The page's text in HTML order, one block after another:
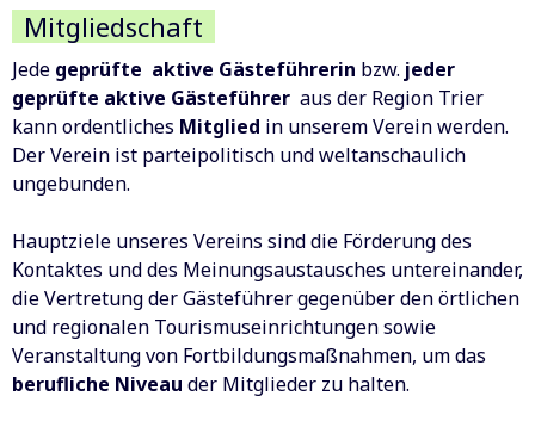
Mitgliedschaft
Jede geprüfte aktive Gästeführerin bzw. jeder
geprüfte aktive Gästeführer aus der Region Trier
kann ordentliches Mitglied in unserem Verein werden.
Der Verein ist parteipolitisch und weltanschaulich
ungebunden.
Hauptziele unseres Vereins sind die Förderung des
Kontaktes und des Meinungsaustausches untereinander,
die Vertretung der Gästeführer gegenüber den örtlichen
und regionalen Tourismuseinrichtungen sowie
Veranstaltung von Fortbildungsmaßnahmen, um das
berufliche Niveau der Mitglieder zu halten.